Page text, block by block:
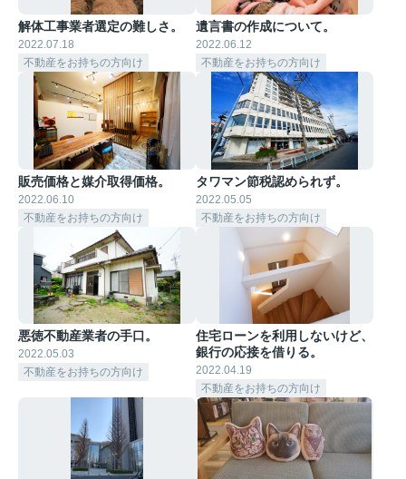
解体工事業者選定の難しさ。
2022.07.18
不動産をお持ちの方向け
遺言書の作成について。
2022.06.12
不動産をお持ちの方向け
販売価格と媒介取得価格。
2022.06.10
不動産をお持ちの方向け
タワマン節税認められず。
2022.05.05
不動産をお持ちの方向け
悪徳不動産業者の手口。
2022.05.03
不動産をお持ちの方向け
住宅ローンを利用しないけど、
銀行の応接を借りる。
2022.04.19
不動産をお持ちの方向け